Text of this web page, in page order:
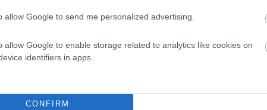
allow Google to send me personalized advertising.
allow Google to enable storage related to analytics like cookies on
identifiers in apps.
CONFIRM